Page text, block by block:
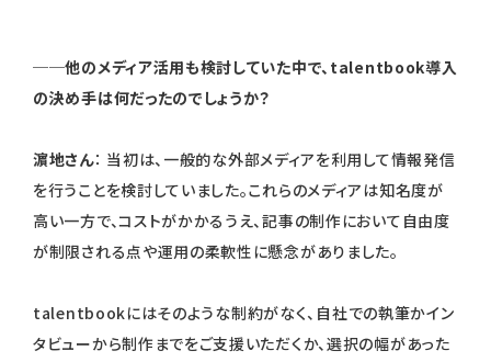
──他のメディア活用も検討していた中で、talentbook導入
の決め手は何だったのでしょうか？
濵地さん： 当初は、一般的な外部メディアを利用して情報発信
を行うことを検討していました。これらのメディアは知名度が
高い一方で、コストがかかるうえ、記事の制作において自由度
が制限される点や運用の柔軟性に懸念がありました。
talentbookにはそのような制約がなく、自社での執筆かイン
タビューから制作までをご支援いただくか、選択の幅があった